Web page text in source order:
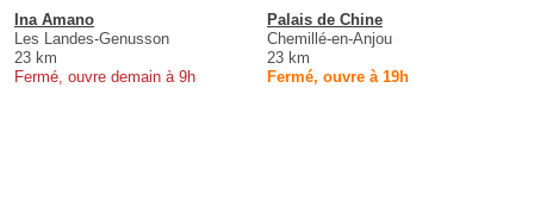
Ina Amano
Les Landes-Genusson
23 km
Fermé, ouvre demain à 9h
Palais de Chine
Chemillé-en-Anjou
23 km
Fermé, ouvre à 19h